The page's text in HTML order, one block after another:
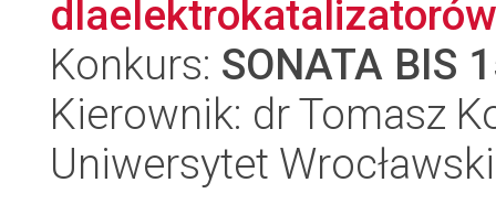
Konkurs: SONATA BIS
Kierownik: dr Tomasz
Uniwersytet Wrocławski